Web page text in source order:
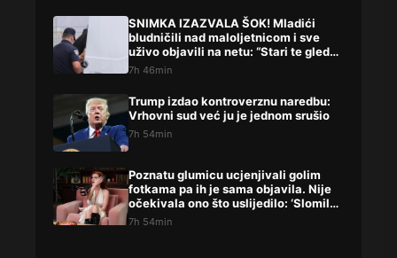
SNIMKA IZAZVALA ŠOK! Mladići
bludničili nad maloljetnicom i sve
uživo objavili na netu: “Stari te gleda
u lajvu”
7h 46min
Trump izdao kontroverznu naredbu:
Vrhovni sud već ju je jednom srušio
7h 54min
Poznatu glumicu ucjenjivali golim
fotkama pa ih je sama objavila. Nije
očekivala ono što uslijedilo: ‘Slomilo
me‘
7h 54min